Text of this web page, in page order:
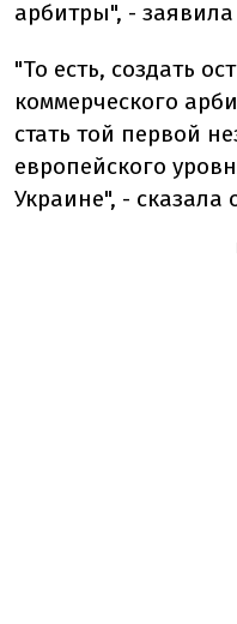
арбитры", -
"То есть, создать
коммерческого
стать той первой
европейского
Украине", - сказала